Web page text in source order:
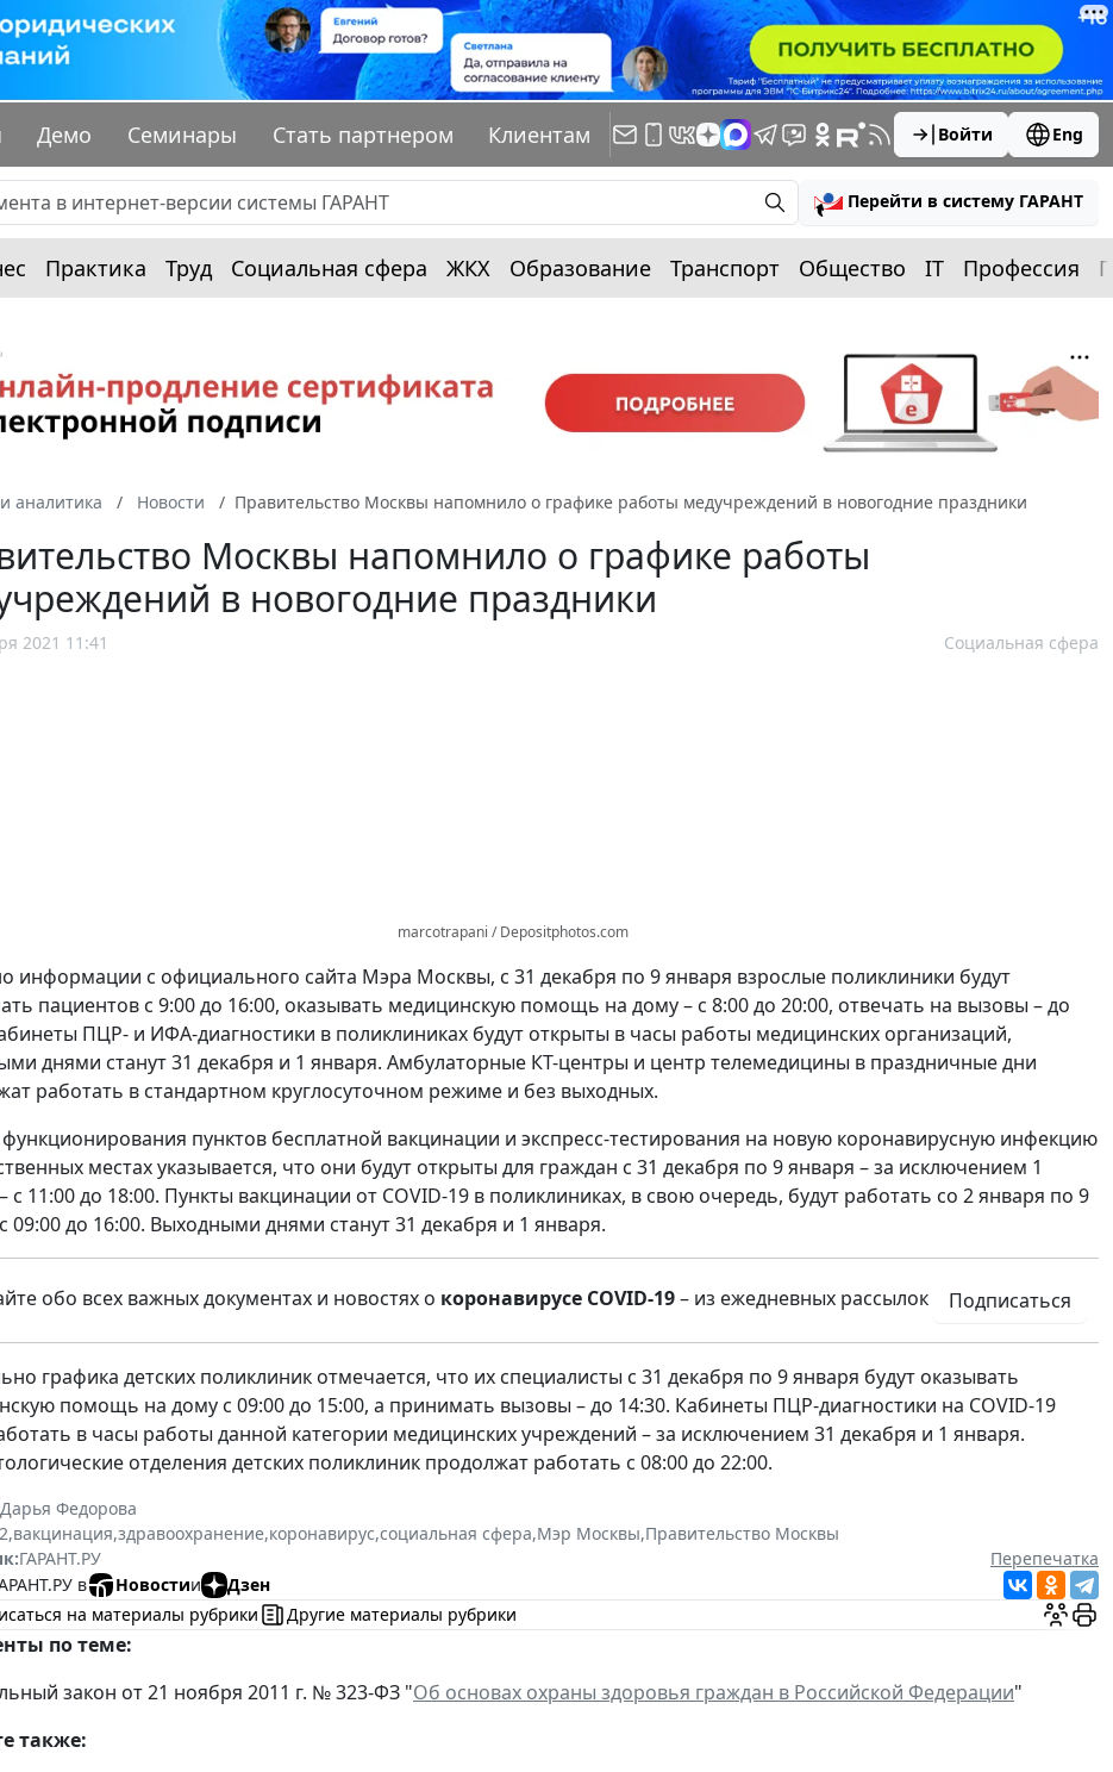
Демо Семинары Стать партнером Клиентам Войти Eng
Перейти в систему ГАРАНТ
Практика Труд Социальная сфера ЖКХ Образование Транспорт Общество IT Профессия
аналитика Новости Правительство Москвы напомнило о графике работы медучреждений в новогодние праздники
Москвы напомнило о графике работы
в новогодние праздники
2021 11:41 Социальная сфера
marcotrapani / Depositphotos.com
информации с официального сайта Мэра Москвы, с 31 декабря по 9 января взрослые поликлиники будут
пациентов с 9:00 до 16:00, оказывать медицинскую помощь на дому – с 8:00 до 20:00, отвечать на вызовы – до
ПЦР- и ИФА-диагностики в поликлиниках будут открыты в часы работы медицинских организаций,
днями станут 31 декабря и 1 января. Амбулаторные КТ-центры и центр телемедицины в праздничные дни
работать в стандартном круглосуточном режиме и без выходных.
функционирования пунктов бесплатной вакцинации и экспресс-тестирования на новую коронавирусную инфекцию
местах указывается, что они будут открыты для граждан с 31 декабря по 9 января – за исключением 1
с 11:00 до 18:00. Пункты вакцинации от COVID-19 в поликлиниках, в свою очередь, будут работать со 2 января по 9
09:00 до 16:00. Выходными днями станут 31 декабря и 1 января.
обо всех важных документах и новостях о коронавирусе COVID-19– из ежедневных рассылок Подписаться
графика детских поликлиник отмечается, что их специалисты с 31 декабря по 9 января будут оказывать
помощь на дому с 09:00 до 15:00, а принимать вызовы – до 14:30. Кабинеты ПЦР-диагностики на COVID-19
в часы работы данной категории медицинских учреждений – за исключением 31 декабря и 1 января.
отделения детских поликлиник продолжат работать с 08:00 до 22:00.
Дарья Федорова
,вакцинация,здравоохранение,коронавирус,социальная сфера,Мэр Москвы,Правительство Москвы
ГАРАНТ.РУ
Перепечатка
в
Новостии
Дзен
на материалы рубрики
Другие материалы рубрики
по теме:
закон от 21 ноября 2011 г. № 323-ФЗ "Об основах охраны здоровья граждан в Российской Федерации"
также: